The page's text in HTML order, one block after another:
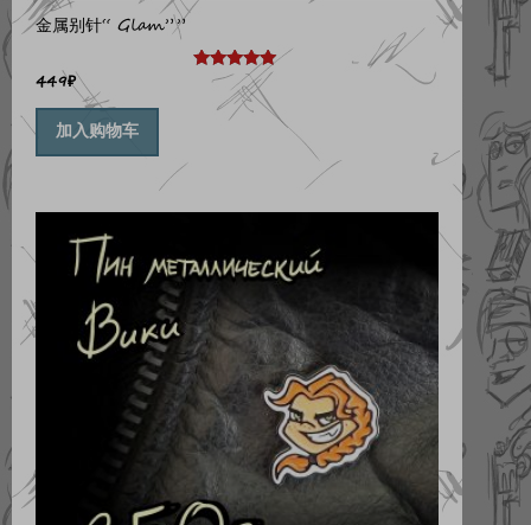
金属别针“ Glam””
评分
&sol; 5
449₽
加入购物车